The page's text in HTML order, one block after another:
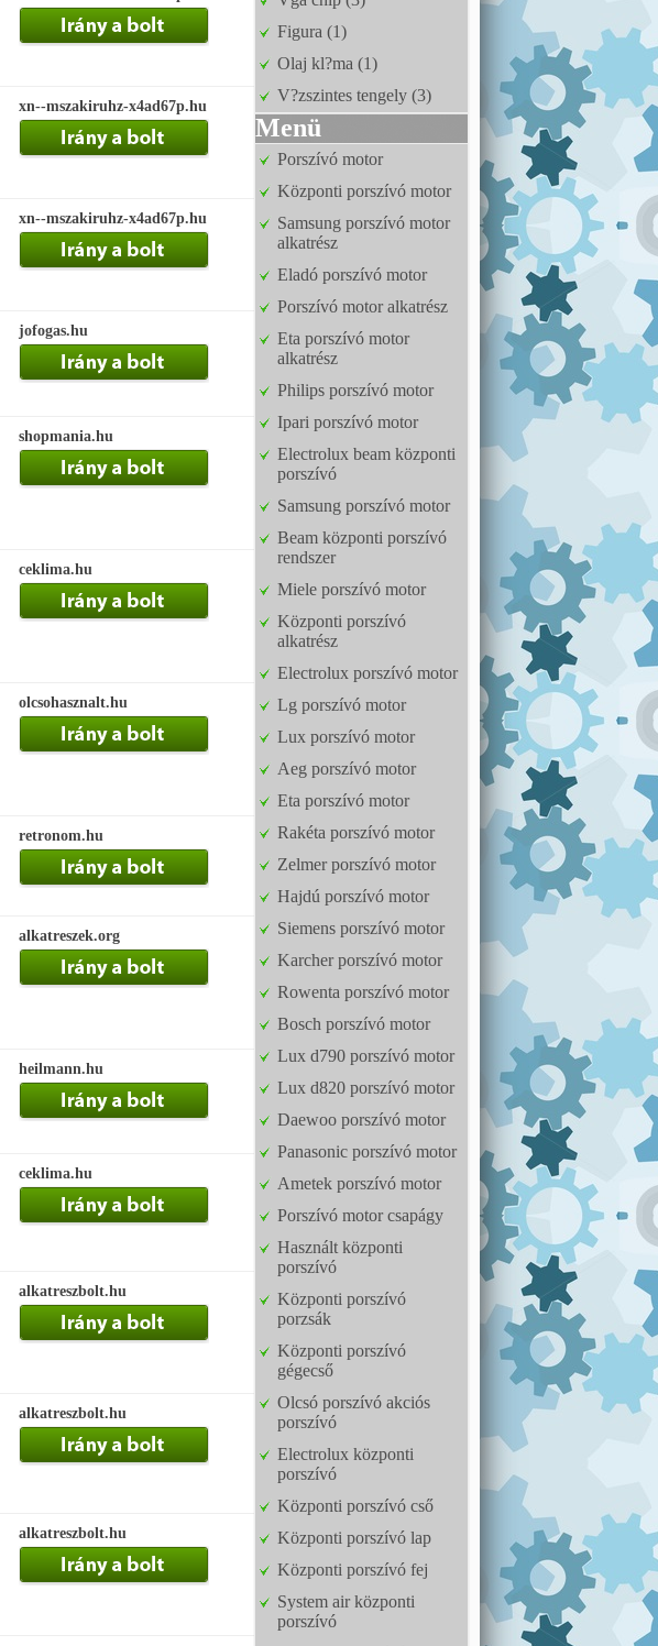
xn--mszakiruhz-x4ad67p.hu
xn--mszakiruhz-x4ad67p.hu
jofogas.hu
shopmania.hu
ceklima.hu
olcsohasznalt.hu
retronom.hu
alkatreszek.org
heilmann.hu
ceklima.hu
alkatreszbolt.hu
alkatreszbolt.hu
alkatreszbolt.hu
Figura (1)
Olaj kl?ma (1)
V?zszintes tengely (3)
Menü
Porszívó motor
Központi porszívó motor
Samsung porszívó motor
alkatrész
Eladó porszívó motor
Porszívó motor alkatrész
Eta porszívó motor
alkatrész
Philips porszívó motor
Ipari porszívó motor
Electrolux beam központi
porszívó
Samsung porszívó motor
Beam központi porszívó
rendszer
Miele porszívó motor
Központi porszívó
alkatrész
Electrolux porszívó motor
Lg porszívó motor
Lux porszívó motor
Aeg porszívó motor
Eta porszívó motor
Rakéta porszívó motor
Zelmer porszívó motor
Hajdú porszívó motor
Siemens porszívó motor
Karcher porszívó motor
Rowenta porszívó motor
Bosch porszívó motor
Lux d790 porszívó motor
Lux d820 porszívó motor
Daewoo porszívó motor
Panasonic porszívó motor
Ametek porszívó motor
Porszívó motor csapágy
Használt központi
porszívó
Központi porszívó
porzsák
Központi porszívó
gégecső
Olcsó porszívó akciós
porszívó
Electrolux központi
porszívó
Központi porszívó cső
Központi porszívó lap
Központi porszívó fej
System air központi
porszívó